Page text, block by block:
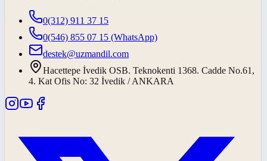
0(312) 911 37 15
0(546) 855 07 15 (WhatsApp)
destek@uzmandil.com
Hacettepe İvedik OSB. Teknokenti 1368. Cadde No.61,
4. Kat Ofis No: 32 İvedik / ANKARA